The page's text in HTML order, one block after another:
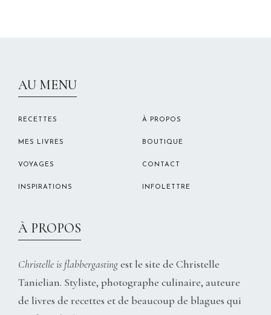
AU MENU
RECETTES
MES LIVRES
VOYAGES
INSPIRATIONS
À PROPOS
BOUTIQUE
CONTACT
INFOLETTRE
À PROPOS
Christelle is flabbergastingest le site de Christelle
Tanielian. Styliste, photographe culinaire, auteure
de livres de recettes et de beaucoup de blagues qui